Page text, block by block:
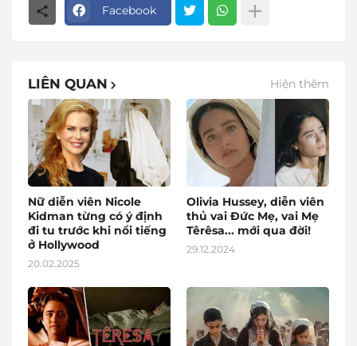
Facebook
LIÊN QUAN Hiện thêm
Nữ diễn viên Nicole
Kidman từng có ý định
đi tu trước khi nổi tiếng
ở Hollywood
20.02.2025
Olivia Hussey, diễn viên
thủ vai Đức Mẹ, vai Mẹ
Têrêsa... mới qua đời!
29.12.2024